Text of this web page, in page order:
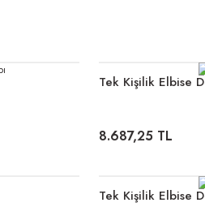
Tek Kişilik Elbise
8.687,25 TL
Tek Kişilik Elbise